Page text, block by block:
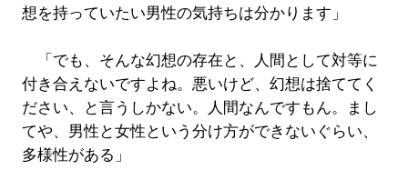
想を持っていたい男性の気持ちは分かります」
「でも、そんな幻想の存在と、人間として対等に
付き合えないですよね。悪いけど、幻想は捨ててく
ださい、と言うしかない。人間なんですもん。まし
てや、男性と女性という分け方ができないぐらい、
多様性がある」